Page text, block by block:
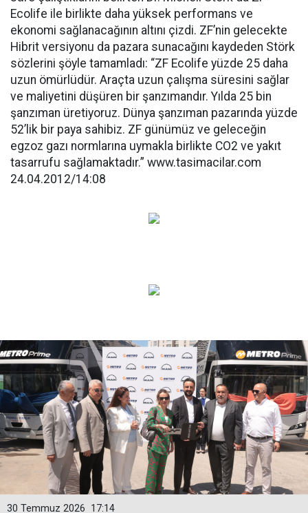
Ecolife ile birlikte daha yüksek performans ve
ekonomi sağlanacağının altını çizdi. ZF’nin gelecekte
Hibrit versiyonu da pazara sunacağını kaydeden Störk
sözlerini şöyle tamamladı: “ZF Ecolife yüzde 25 daha
uzun ömürlüdür. Araçta uzun çalışma süresini sağlar
ve maliyetini düşüren bir şanzımandır. Yılda 25 bin
şanzıman üretiyoruz. Dünya şanzıman pazarında yüzde
52’lik bir paya sahibiz. ZF günümüz ve geleceğin
egzoz gazı normlarına uymakla birlikte CO2 ve yakıt
tasarrufu sağlamaktadır.” www.tasimacilar.com
24.04.2012/14:08
17:14
30 Temmuz 2026